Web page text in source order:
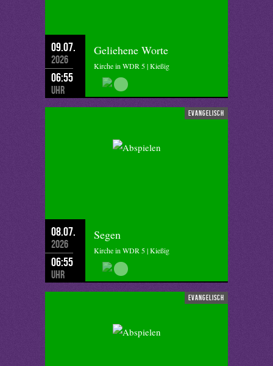
09.07.
2026
06:55
Uhr
Geliehene Worte
Kirche in WDR 5 | Kießig
evangelisch
08.07.
2026
06:55
Uhr
Segen
Kirche in WDR 5 | Kießig
evangelisch